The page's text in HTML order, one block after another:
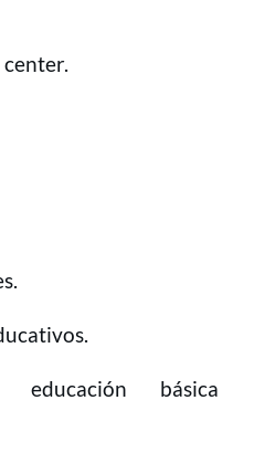
center.
educación básica